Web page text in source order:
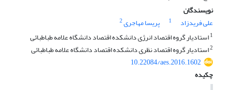
نویسندگان
علی فریدزاد
1 پریسا مهاجری2
1استادیار گروه اقتصاد انرژی دانشکده اقتصاد دانشگاه علامه طباطبائی
2استادیار گروه اقتصاد نظری دانشکده اقتصاد دانشگاه علامه طباطبائی
10.22084/aes.2016.1602
چکیده